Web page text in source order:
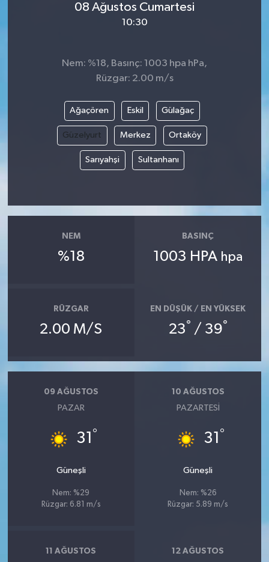
08 Ağustos Cumartesi
10:30
Nem: %18, Basınç: 1003 hpa hPa,
Rüzgar: 2.00 m/s
Ağaçören Eskil Gülağaç
Güzelyurt Merkez Ortaköy
Sarıyahşi Sultanhanı
NEM
%18
BASINÇ
1003 HPA hpa
RÜZGAR
2.00 M/S
EN DÜŞÜK / EN YÜKSEK
23° / 39°
09 AĞUSTOS
PAZAR
31 °
Güneşli
Nem: %29
Rüzgar: 6.81 m/s
10 AĞUSTOS
PAZARTESI
31 °
Güneşli
Nem: %26
Rüzgar: 5.89 m/s
11 AĞUSTOS 12 AĞUSTOS